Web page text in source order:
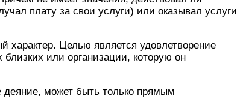
плату за свои услуги) или оказывал услуги
характер. Целью является удовлетворение
или организации, которую он
может быть только прямым